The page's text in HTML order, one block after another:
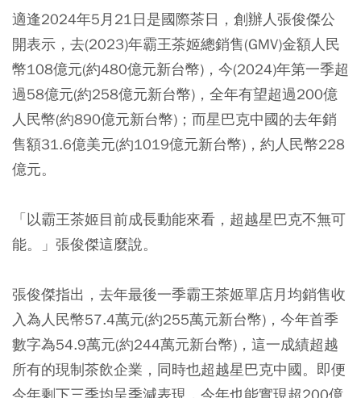
適逢2024年5月21日是國際茶日，創辦人張俊傑公
開表示，去(2023)年霸王茶姬總銷售(GMV)金額人民
幣108億元(約480億元新台幣)，今(2024)年第一季超
過58億元(約258億元新台幣)，全年有望超過200億
人民幣(約890億元新台幣)；而星巴克中國的去年銷
售額31.6億美元(約1019億元新台幣)，約人民幣228
億元。
「以霸王茶姬目前成長動能來看，超越星巴克不無可
能。」張俊傑這麼說。
張俊傑指出，去年最後一季霸王茶姬單店月均銷售收
入為人民幣57.4萬元(約255萬元新台幣)，今年首季
數字為54.9萬元(約244萬元新台幣)，這一成績超越
所有的現制茶飲企業，同時也超越星巴克中國。即便
今年剩下三季均呈季減表現，今年也能實現超200億